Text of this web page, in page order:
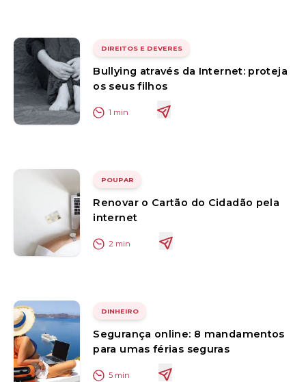
DIREITOS E DEVERES
Bullying através da Internet: proteja
os seus filhos
1 min
POUPAR
Renovar o Cartão do Cidadão pela
internet
2 min
DINHEIRO
Segurança online: 8 mandamentos
para umas férias seguras
5 min